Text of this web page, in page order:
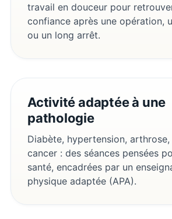
travail en douceur pour
confiance après une opération,
ou un long arrêt.
Activité adaptée à une
pathologie
Diabète, hypertension,
cancer : des séances pensées
santé, encadrées par un
physique adaptée (APA).